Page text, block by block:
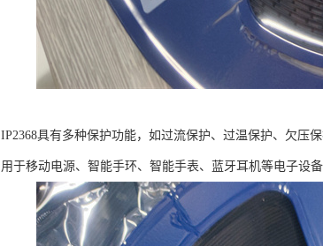
IP2368具有多种保护功能，如过流保护、过温保护、欠压
用于移动电源、智能手环、智能手表、蓝牙耳机等电子设备